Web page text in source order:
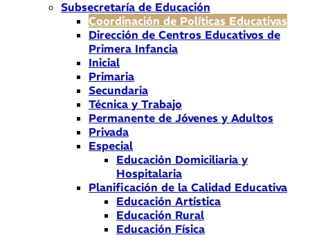
Subsecretaría de Educación
Coordinación de Políticas Educativas
Dirección de Centros Educativos de
Primera Infancia
Inicial
Primaria
Secundaria
Técnica y Trabajo
Permanente de Jóvenes y Adultos
Privada
Especial
Educación Domiciliaria y
Hospitalaria
Planificación de la Calidad Educativa
Educación Artística
Educación Rural
Educación Física